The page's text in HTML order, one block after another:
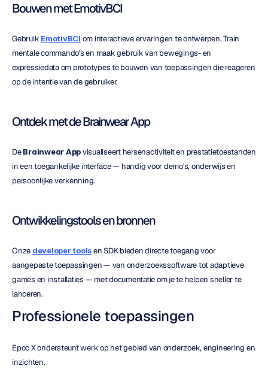
Bouwen met EmotivBCI
Gebruik EmotivBCI om interactieve ervaringen te ontwerpen. Train
mentale commando's en maak gebruik van bewegings- en
expressiedata om prototypes te bouwen van toepassingen die reageren
op de intentie van de gebruiker.
Ontdek met de Brainwear App
De Brainwear App visualiseert hersenactiviteit en prestatietoestanden
in een toegankelijke interface — handig voor demo's, onderwijs en
persoonlijke verkenning.
Ontwikkelingstools en bronnen
Onze developer tools en SDK bieden directe toegang voor
aangepaste toepassingen — van onderzoekssoftware tot adaptieve
games en installaties — met documentatie om je te helpen sneller te
lanceren.
Professionele toepassingen
Epoc X ondersteunt werk op het gebied van onderzoek, engineering en
inzichten.